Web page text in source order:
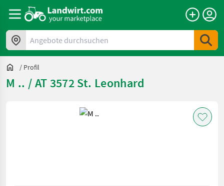
Angebote durchsuchen
/ Profil
M .. / AT 3572 St. Leonhard